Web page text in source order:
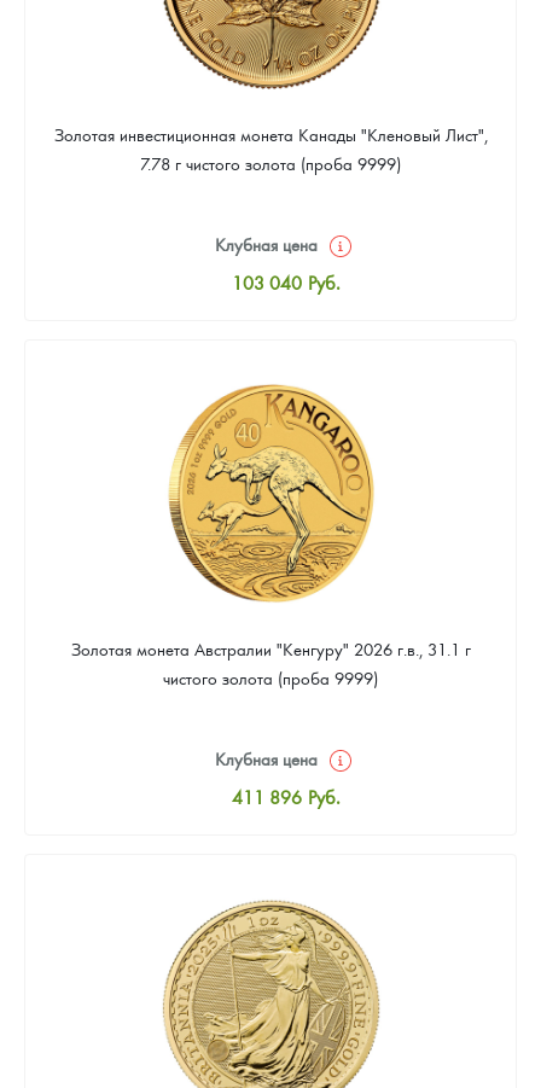
Золотая инвестиционная монета Канады "Кленовый Лист",
7.78 г чистого золота (проба 9999)
Клубная цена
103 040 Руб.
Цена выкупа
92 288 Руб.
Золотая монета Австралии "Кенгуру" 2026 г.в., 31.1 г
чистого золота (проба 9999)
Клубная цена
411 896 Руб.
379 661 Руб.